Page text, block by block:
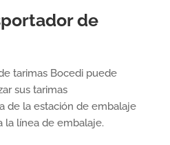
de
tarimas Bocedi puede
sus tarimas
de la estación de embalaje
la línea de embalaje.